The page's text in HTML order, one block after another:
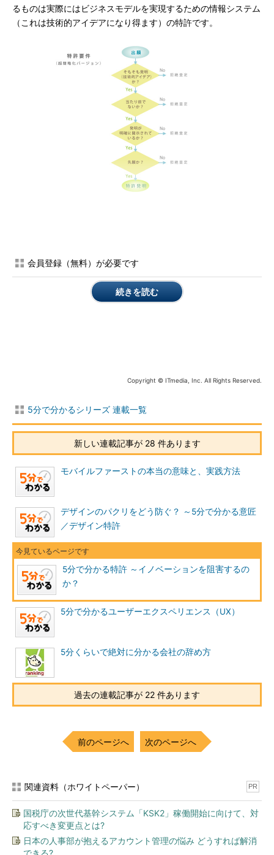
るものは実際にはビジネスモデルを実現するための情報システム
（これは技術的アイデアになり得ます）の特許です。
はどう考えても理不尽なことから当然です。同様に、世の中です
でに知られていたアイデアから容易に思い付く発明も特許化され
ません。要は出願時点で「当たり前」のアイデアは特許になりま
たアイデアに、独占権を付与すべきでないのは当然です。
4．先願
同じ発明が複数の人から出願されたときには、一番先に出願し
た人が権利を得られます。先に発明した人が権利を得られる方が
合理的な気もしますが、実際には、誰が最初に発明したかを証明
することは困難なため、出願の早い者勝ちの制度が採用されてい
ます。
ほかにもさまざまな条件がありますが、上記の4点を押さえて
おけばよいでしょう。
3分－特許を得るための条件（具体例）
5分－特許戦略とビジネス戦略の整合性
会員登録（無料）が必要です
続きを読む
Copyright © ITmedia, Inc. All Rights Reserved.
5分で分かるシリーズ 連載一覧
新しい連載記事が 28 件あります
モバイルファーストの本当の意味と、実践方法
デザインのパクリをどう防ぐ？ ～5分で分かる意匠
／デザイン特許
5分で分かる特許 ～イノベーションを阻害するの
か？
5分で分かるユーザーエクスペリエンス（UX）
5分くらいで絶対に分かる会社の辞め方
過去の連載記事が 22 件あります
前のページへ 次のページへ
関連資料（ホワイトペーパー） PR
国税庁の次世代基幹システム「KSK2」稼働開始に向けて、対
応すべき変更点とは?
日本の人事部が抱えるアカウント管理の悩み どうすれば解消
できる?